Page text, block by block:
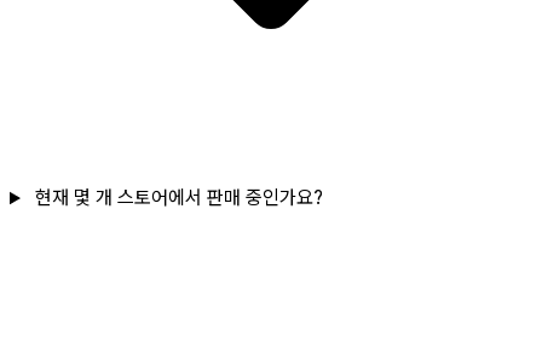
현재 몇 개 스토어에서 판매 중인가요?